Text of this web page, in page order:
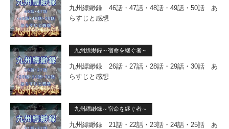
九州縹緲録 46話・47話・48話・49話・50話 あ
らすじと感想
九州縹緲録～宿命を継ぐ者～
九州縹緲録 26話・27話・28話・29話・30話 あ
らすじと感想
九州縹緲録～宿命を継ぐ者～
九州縹緲録 21話・22話・23話・24話・25話 あ